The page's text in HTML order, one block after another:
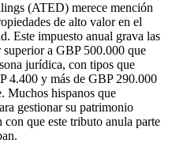
(ATED) merece mención
de alto valor en el
Este impuesto anual grava las
a GBP 500.000 que
jurídica, con tipos que
4.400 y más de GBP 290.000
Muchos hispanos que
gestionar su patrimonio
que este tributo anula parte